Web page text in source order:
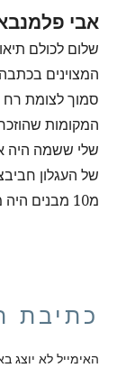
אבי
שלום לכולם
המצוינים
סמוך לצומת רח
המקומות
שלי ששמה היה
של העגלון
מ10 מבנים היה מאוד מיוחד .
כתיבת
האימייל לא יוצג